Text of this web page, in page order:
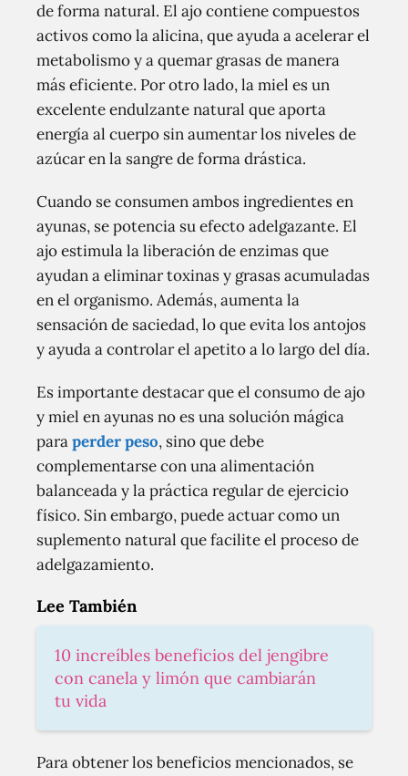
de forma natural. El ajo contiene compuestos
activos como la alicina, que ayuda a acelerar el
metabolismo y a quemar grasas de manera
más eficiente. Por otro lado, la miel es un
excelente endulzante natural que aporta
energía al cuerpo sin aumentar los niveles de
azúcar en la sangre de forma drástica.
Cuando se consumen ambos ingredientes en
ayunas, se potencia su efecto adelgazante. El
ajo estimula la liberación de enzimas que
ayudan a eliminar toxinas y grasas acumuladas
en el organismo. Además, aumenta la
sensación de saciedad, lo que evita los antojos
y ayuda a controlar el apetito a lo largo del día.
Es importante destacar que el consumo de ajo
y miel en ayunas no es una solución mágica
paraperder peso, sino que debe
complementarse con una alimentación
balanceada y la práctica regular de ejercicio
físico. Sin embargo, puede actuar como un
suplemento natural que facilite el proceso de
adelgazamiento.
Lee También
10 increíbles beneficios del jengibre
con canela y limón que cambiarán
tu vida
Para obtener los beneficios mencionados, se